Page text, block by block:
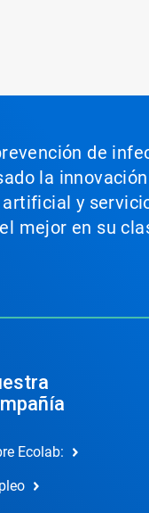
de
la
y
mejor en su
Ecolab: